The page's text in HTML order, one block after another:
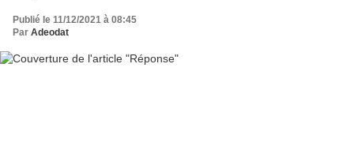
Publié le 11/12/2021 à 08:45
Par Adeodat